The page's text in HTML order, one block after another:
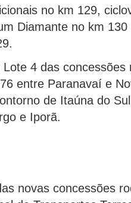
no km 129,
Diamante no km
4 das
entre Paranavaí e
de Itaúna do
e Iporã.
novas concessões